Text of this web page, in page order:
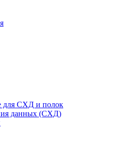
для СХД и полок
данных (СХД)